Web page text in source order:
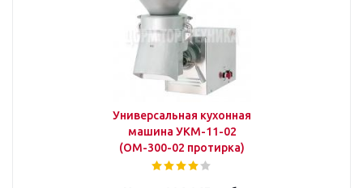
Универсальная кухонная
машина УКМ-11-02
(ОМ-300-02 протирка)